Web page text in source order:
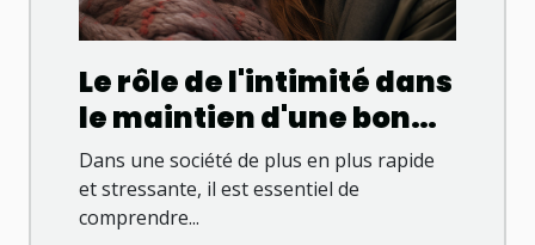
Le rôle de l'intimité dans
le maintien d'une bonne
santé mentale
Dans une société de plus en plus rapide
et stressante, il est essentiel de
comprendre...